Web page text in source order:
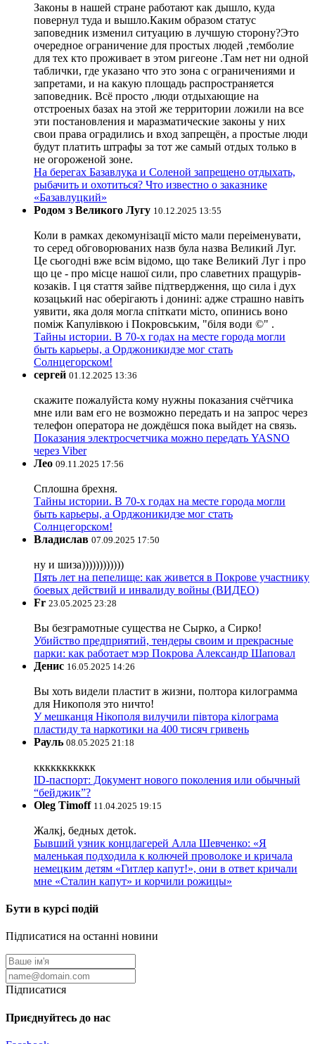
Законы в нашей стране работают как дышло, куда
повернул туда и вышло.Каким образом статус
заповедник изменил ситуацию в лучшую сторону?Это
очередное ограничение для простых людей ,темболие
для тех кто проживает в этом ригеоне .Там нет ни одной
таблички, где указано что это зона с ограничениями и
запретами, и на какую площадь распространяется
заповедник. Всё просто ,люди отдыхающие на
отстроеных базах на этой же территории ложили на все
эти постановления и маразматические законы у них
свои права оградились и вход запрещён, а простые люди
будут платить штрафы за тот же самый отдых только в
не огороженой зоне.
На берегах Базавлука и Соленой запрещено отдыхать,
рыбачить и охотиться? Что известно о заказнике
«Базавлуцкий»
Родом з Великого Лугу 10.12.2025 13:55
Коли в рамках декомунізації місто мали переіменувати,
то серед обговорюваних назв була назва Великий Луг.
Це сьогодні вже всім відомо, що таке Великий Луг і про
що це - про місце нашої сили, про славетних пращурів-
козаків. І ця стаття зайве підтвердження, що сила і дух
козацький нас оберігають і донині: адже страшно навіть
уявити, яка доля могла спіткати місто, опинись воно
поміж Капулівкою і Покровським, "біля води ©" .
Тайны истории. В 70-х годах на месте города могли
быть карьеры, а Орджоникидзе мог стать
Солнцегорском!
сергей 01.12.2025 13:36
скажите пожалуйста кому нужны показания счётчика
мне или вам его не возможно передать и на запрос через
телефон оператора не дождёшся пока выйдет на связь.
Показания электросчетчика можно передать YASNO
через Viber
Лео 09.11.2025 17:56
Сплошна брехня.
Тайны истории. В 70-х годах на месте города могли
быть карьеры, а Орджоникидзе мог стать
Солнцегорском!
Владислав 07.09.2025 17:50
ну и шиза))))))))))))
Пять лет на пепелище: как живется в Покрове участнику
боевых действий и инвалиду войны (ВИДЕО)
Fr 23.05.2025 23:28
Вы безграмотные существа не Сырко, а Сирко!
Убийство предприятий, тендеры своим и прекрасные
парки: как работает мэр Покрова Александр Шаповал
Денис 16.05.2025 14:26
Вы хоть видели пластит в жизни, полтора килограмма
для Никополя это ничто!
У мешканця Нікополя вилучили півтора кілограма
пластиду та наркотики на 400 тисяч гривень
Рауль 08.05.2025 21:18
ккккккккккк
ID-паспорт: Документ нового поколения или обычный
“бейджик”?
Oleg Timoff 11.04.2025 19:15
Жалкj, бедных детok.
Бывший узник концлагерей Алла Шевченко: «Я
маленькая подходила к колючей проволоке и кричала
немецким детям «Гитлер капут!», они в ответ кричали
мне «Сталин капут» и корчили рожицы»
Бути в курсі подій
Підписатися на останні новини
Підписатися
Приєднуйтесь до нас